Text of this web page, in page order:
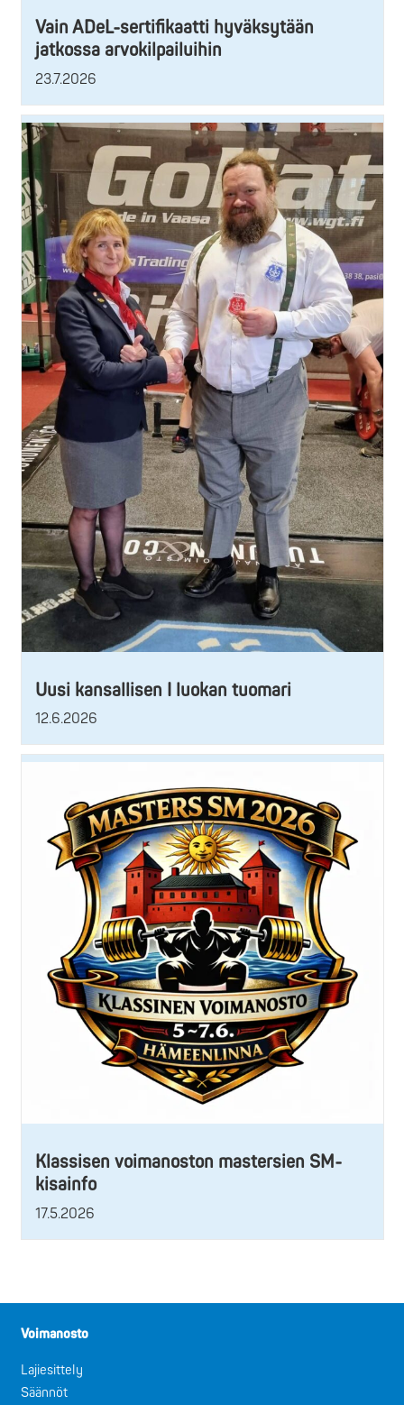
Vain ADeL-sertifikaatti hyväksytään
jatkossa arvokilpailuihin
23.7.2026
Uusi kansallisen I luokan tuomari
12.6.2026
Klassisen voimanoston mastersien SM-
kisainfo
17.5.2026
Voimanosto
Lajiesittely
Säännöt